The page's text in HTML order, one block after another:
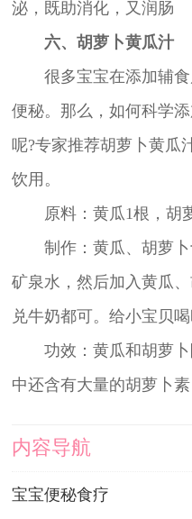
泌，既助消化，又润肠
六、胡萝卜黄瓜汁
很多宝宝在添加辅食
便秘。那么，如何科学
呢?专家推荐胡萝卜黄瓜
饮用。
原料：黄瓜1根，胡萝
制作：黄瓜、胡萝卜
矿泉水，然后加入黄瓜
兑牛奶都可。给小宝贝
功效：黄瓜和胡萝卜
中还含有大量的胡萝卜
内容导航
宝宝便秘食疗